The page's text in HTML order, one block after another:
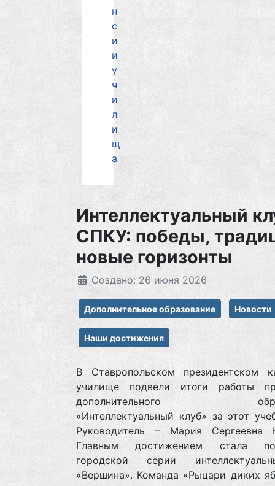
н
с
и
и
у
ч
и
л
и
щ
а
Интеллектуальный
СПКУ: победы,
новые горизонты
Создано: 26 июня 2026
Дополнительное образование Новости
Наши достижения
В Ставропольском президентском
училище подвели итоги работы
дополнительного
«Интеллектуальный клуб» за этот
Руководитель – Мария Сергеевна
Главным достижением стала
городской серии
«Вершина». Команда «Рыцари диких